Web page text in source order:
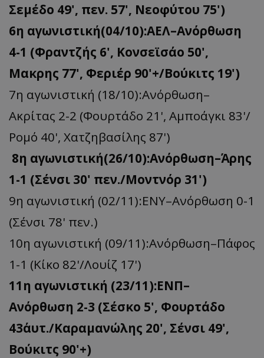
Σεμέδο 49', πεν. 57', Νεοφύτου 75')
6η αγωνιστική(04/10):ΑΕΛ–Ανόρθωση
4-1 (Φραντζής 6', Koνσεϊσάο 50',
Mακρης 77', Φεριέρ 90'+/Βούκιτς 19')
7η αγωνιστική (18/10):Ανόρθωση–
Ακρίτας 2-2 (Φουρτάδο 21', Αμποάγκι 83'/
Ρομό 40', Χατζηβασίλης 87')
8η αγωνιστική(26/10):Ανόρθωση–Άρης
1-1 (Σένσι 30' πεν./Μοντνόρ 31')
9η αγωνιστική (02/11):ΕΝΥ–Ανόρθωση 0-1
(Σένσι 78' πεν.)
10η αγωνιστική (09/11):Ανόρθωση–Πάφος
1-1 (Κίκο 82'/Λουίζ 17')
11η αγωνιστική (23/11):ΕΝΠ–
Ανόρθωση 2-3 (Σέσκο 5', Φουρτάδο
43΄αυτ./Kαραμανώλης 20', Σένσι 49',
Βούκιτς 90'+)